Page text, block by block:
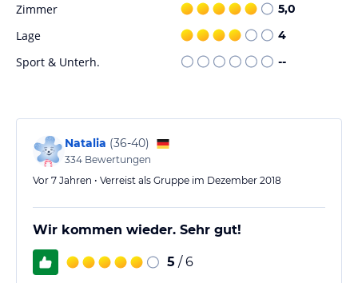
Zimmer 5,0
Lage 4
Sport & Unterh. --
Natalia (36-40)
334 Bewertungen
Vor 7 Jahren • Verreist als Gruppe im Dezember 2018
Wir kommen wieder. Sehr gut!
5 / 6